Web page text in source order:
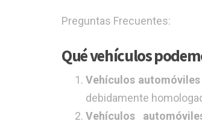
Preguntas Frecuentes:
Qué vehículos
Vehículos
debidamente
Vehículos